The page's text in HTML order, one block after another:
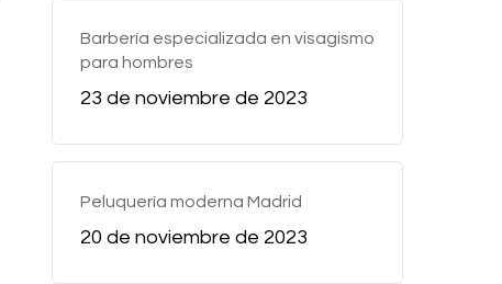
Barbería especializada en visagismo
para hombres
23 de noviembre de 2023
Peluquería moderna Madrid
20 de noviembre de 2023